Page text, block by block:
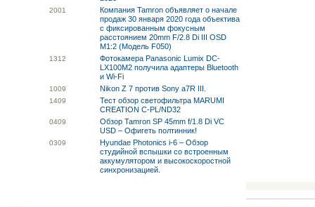
2001
Компания Tamron объявляет о начале
продаж 30 января 2020 года объектива
с фиксированным фокусным
расстоянием 20mm F/2.8 Di III OSD
M1:2 (Модель F050)
1312
Фотокамера Panasonic Lumix DC-
LX100M2 получила адаптеры Bluetooth
и Wi-Fi
1009 Nikon Z 7 против Sony a7R III.
1409
Тест обзор светофильтра MARUMI
CREATION C-PL/ND32
0409
Обзор Tamron SP 45mm f/1.8 Di VC
USD – Офигеть полтинник!
0309
Hyundae Photonics i-6 – Обзор
студийной вспышки со встроенным
аккумулятором и высокоскоростной
синхронизацией.